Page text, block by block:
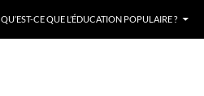
QU’EST-CE QUE L’ÉDUCATION POPULAIRE ?